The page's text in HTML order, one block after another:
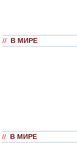
// В МИРЕ
// В МИРЕ